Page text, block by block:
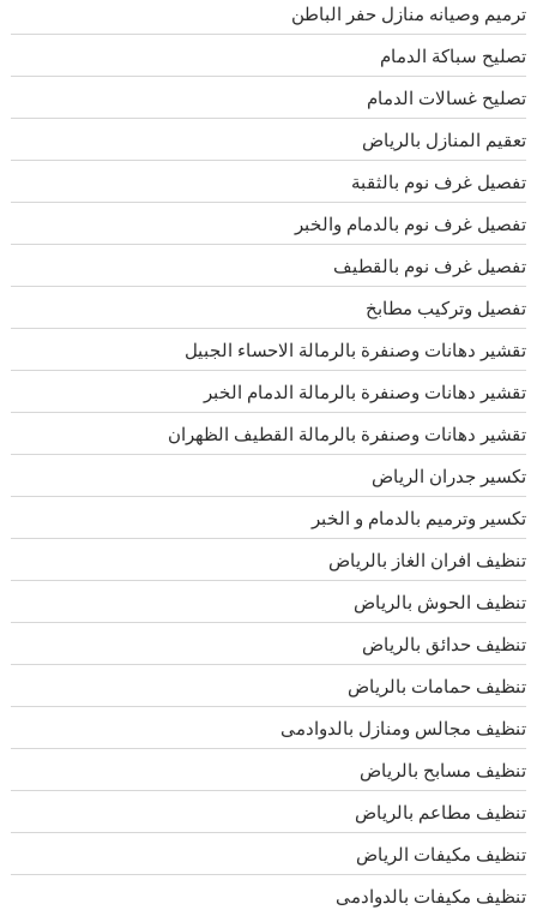
ترميم وصيانه منازل حفر الباطن
تصليح سباكة الدمام
تصليح غسالات الدمام
تعقيم المنازل بالرياض
تفصيل غرف نوم بالثقبة
تفصيل غرف نوم بالدمام والخبر
تفصيل غرف نوم بالقطيف
تفصيل وتركيب مطابخ
تقشير دهانات وصنفرة بالرمالة الاحساء الجبيل
تقشير دهانات وصنفرة بالرمالة الدمام الخبر
تقشير دهانات وصنفرة بالرمالة القطيف الظهران
تكسير جدران الرياض
تكسير وترميم بالدمام و الخبر
تنظيف افران الغاز بالرياض
تنظيف الحوش بالرياض
تنظيف حدائق بالرياض
تنظيف حمامات بالرياض
تنظيف مجالس ومنازل بالدوادمى
تنظيف مسابح بالرياض
تنظيف مطاعم بالرياض
تنظيف مكيفات الرياض
تنظيف مكيفات بالدوادمى